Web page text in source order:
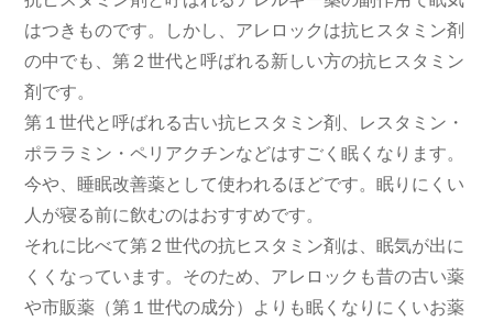
はつきものです。しかし、アレロックは抗ヒスタミン剤
の中でも、第２世代と呼ばれる新しい方の抗ヒスタミン
剤です。
第１世代と呼ばれる古い抗ヒスタミン剤、レスタミン・
ポララミン・ペリアクチンなどはすごく眠くなります。
今や、睡眠改善薬として使われるほどです。眠りにくい
人が寝る前に飲むのはおすすめです。
それに比べて第２世代の抗ヒスタミン剤は、眠気が出に
くくなっています。そのため、アレロックも昔の古い薬
や市販薬（第１世代の成分）よりも眠くなりにくいお薬